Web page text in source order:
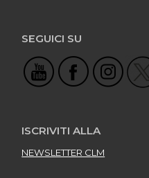
SEGUICI SU
ISCRIVITI ALLA
NEWSLETTER CLM